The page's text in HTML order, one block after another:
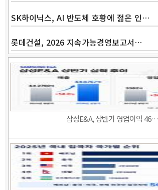
SK하이닉스, AI 반도체 호황에 젊은 인…
롯데건설, 2026 지속가능경영보고서…
삼성E&A, 상반기 영업이익 46…